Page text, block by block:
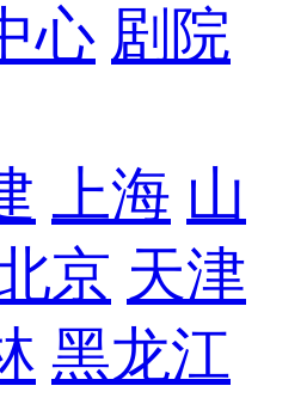
心 剧院
上海 山
京 天津
黑龙江